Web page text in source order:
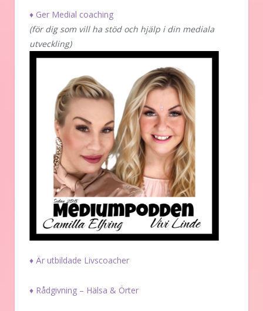
♦ Ger Medial coaching
(för dig som vill ha stöd och hjälp i din mediala
utveckling)
♦ Är utbildade Livscoacher
♦ Rådgivning – Hälsa & Örter